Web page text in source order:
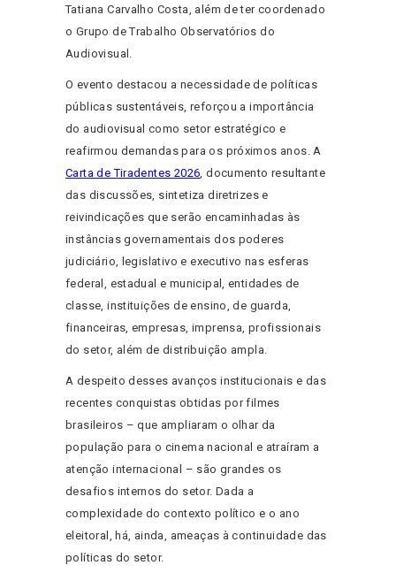
Tatiana Carvalho Costa, além de ter coordenado
o Grupo de Trabalho Observatórios do
Audiovisual.
O evento destacou a necessidade de políticas
públicas sustentáveis, reforçou a importância
do audiovisual como setor estratégico e
reafirmou demandas para os próximos anos. A
Carta de Tiradentes 2026, documento resultante
das discussões, sintetiza diretrizes e
reivindicações que serão encaminhadas às
instâncias governamentais dos poderes
judiciário, legislativo e executivo nas esferas
federal, estadual e municipal, entidades de
classe, instituições de ensino, de guarda,
financeiras, empresas, imprensa, profissionais
do setor, além de distribuição ampla.
A despeito desses avanços institucionais e das
recentes conquistas obtidas por filmes
brasileiros – que ampliaram o olhar da
população para o cinema nacional e atraíram a
atenção internacional – são grandes os
desafios internos do setor. Dada a
complexidade do contexto político e o ano
eleitoral, há, ainda, ameaças à continuidade das
políticas do setor.